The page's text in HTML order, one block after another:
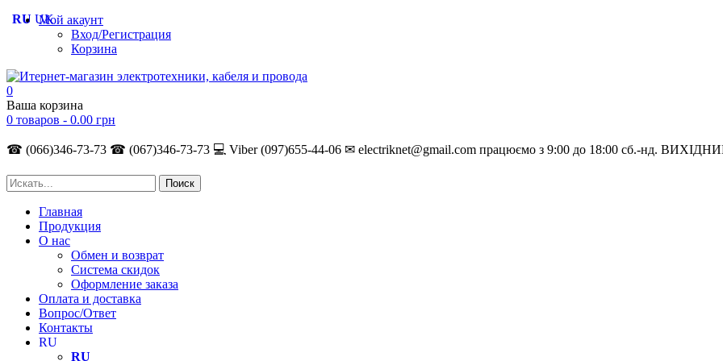
Мой акаунт
Вход/Регистрация
Корзина
0
Ваша корзина
0 товаров - 0.00 грн
☎ (066)346-73-73 ☎ (067)346-73-73 💻 Viber (097)655-44-06 ✉ electriknet@gmail.com працюємо з 9:00 до 18:00 сб.-нд.
Главная
Продукция
О нас
Обмен и возврат
Система скидок
Оформление заказа
Оплата и доставка
Вопрос/Ответ
Контакты
RU
RU
RU UK